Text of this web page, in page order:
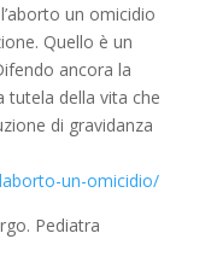
un omicidio
Quello è un
ancora la
tutela della vita che
di gravidanza
un-omicidio/
Pediatra